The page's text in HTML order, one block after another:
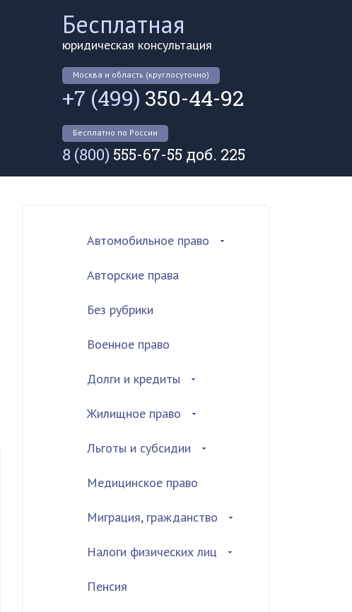
Бесплатная
юридическая консультация
Москва и область (круглосуточно)
+7 (499) 350-44-92
Бесплатно по России
8 (800) 555-67-55 доб. 225
Автомобильное право
Авторские права
Без рубрики
Военное право
Долги и кредиты
Жилищное право
Льготы и субсидии
Медицинское право
Миграция, гражданство
Налоги физических лиц
Пенсия